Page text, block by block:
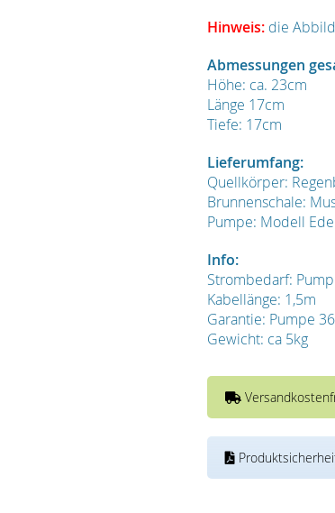
Hinweis: die
Abmessungen
Höhe: ca. 23cm
Länge 17cm
Tiefe: 17cm
Lieferumfang:
Quellkörper:
Brunnenschale:
Pumpe: Modell
Info:
Strombedarf:
Kabellänge: 1,5m
Garantie: Pumpe
Gewicht: ca 5kg